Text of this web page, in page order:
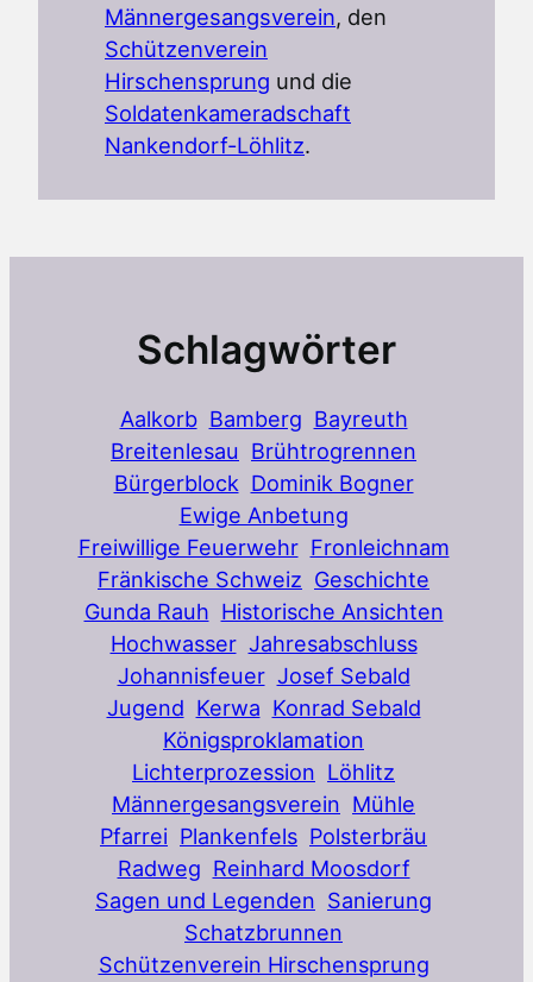
Männergesangsverein, den
Schützenverein
Hirschensprung und die
Soldatenkameradschaft
Nankendorf-Löhlitz.
Schlagwörter
Aalkorb Bamberg Bayreuth
Breitenlesau Brühtrogrennen
Bürgerblock Dominik Bogner
Ewige Anbetung
Freiwillige Feuerwehr Fronleichnam
Fränkische Schweiz Geschichte
Gunda Rauh Historische Ansichten
Hochwasser Jahresabschluss
Johannisfeuer Josef Sebald
Jugend Kerwa Konrad Sebald
Königsproklamation
Lichterprozession Löhlitz
Männergesangsverein Mühle
Pfarrei Plankenfels Polsterbräu
Radweg Reinhard Moosdorf
Sagen und Legenden Sanierung
Schatzbrunnen
Schützenverein Hirschensprung